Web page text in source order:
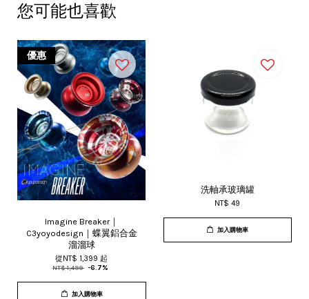
您可能也喜歡
優惠
Imagine Breaker｜
C3yoyodesign｜蝶翼鋁合金
溜溜球
從NT$ 1,399起
NT$ 1,499 -6.7%
加入購物車
洗軸承玻璃罐
NT$ 49
加入購物車